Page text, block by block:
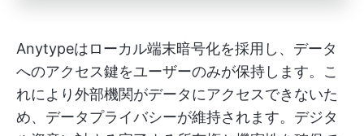
Anytypeはローカル端末暗号化を採用し、データ
へのアクセス鍵をユーザーのみが保持します。こ
れにより外部機関がデータにアクセスできないた
め、データプライバシーが維持されます。デジタ